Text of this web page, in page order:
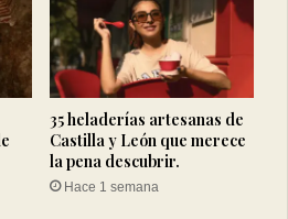
35 heladerías artesanas de
Castilla y León que merece
la pena descubrir.
Hace 1 semana